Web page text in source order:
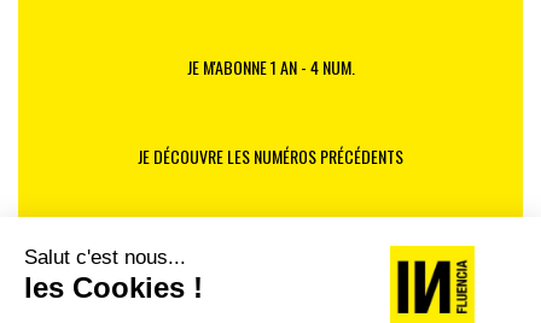
JE M'ABONNE 1 AN - 4 NUM.
JE DÉCOUVRE LES NUMÉROS PRÉCÉDENTS